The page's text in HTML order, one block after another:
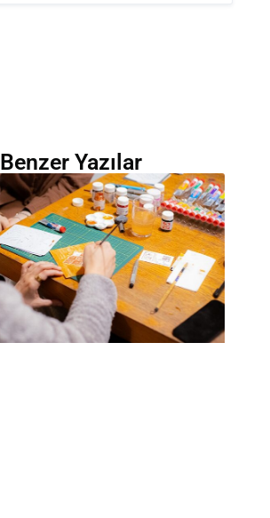
Benzer Yazılar